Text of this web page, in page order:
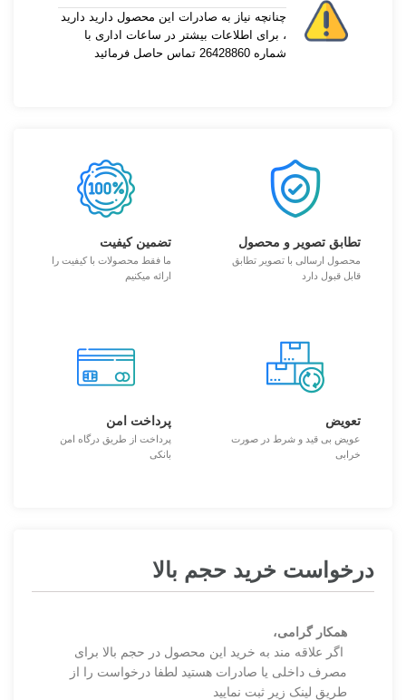
چنانچه نیاز به صادرات این محصول دارید دارید
، برای اطلاعات بیشتر در ساعات اداری با
شماره 26428860 تماس حاصل فرمائید
تطابق تصویر و محصول
محصول ارسالی با تصویر تطابق
قابل قبول دارد
تضمین کیفیت
ما فقط محصولات با کیفیت را
ارائه میکنیم
تعویض
عویض بی قید و شرط در صورت
خرابی
پرداخت امن
پرداخت از طریق درگاه امن
بانکی
درخواست خرید حجم بالا
همکار گرامی،
اگر علاقه مند به خرید این محصول در حجم بالا برای
مصرف داخلی یا صادرات هستید لطفا درخواست را از
طریق لینک زیر ثبت نمایید